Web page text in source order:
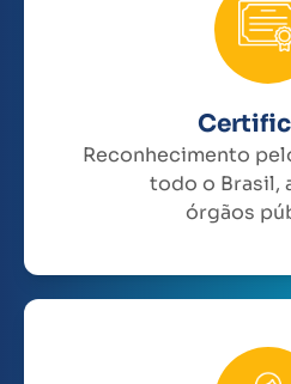
Reconhecimento
todo o Brasil,
órgãos